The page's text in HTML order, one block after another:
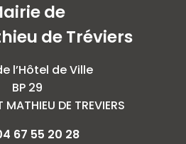
de
de Tréviers
l’Hôtel de Ville
BP 29
DE TREVIERS
67 55 20 28